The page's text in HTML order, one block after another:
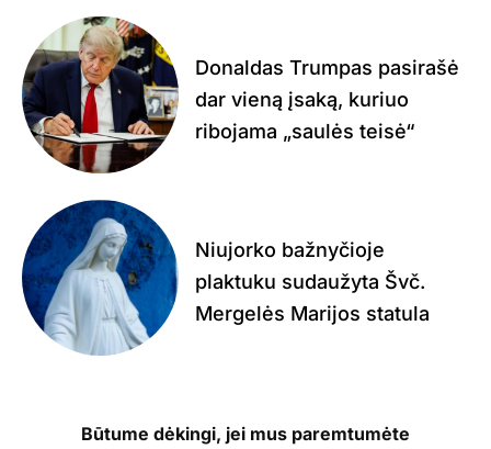
Donaldas Trumpas pasirašė
dar vieną įsaką, kuriuo
ribojama „saulės teisė“
Niujorko bažnyčioje
plaktuku sudaužyta Švč.
Mergelės Marijos statula
Būtume dėkingi, jei mus paremtumėte